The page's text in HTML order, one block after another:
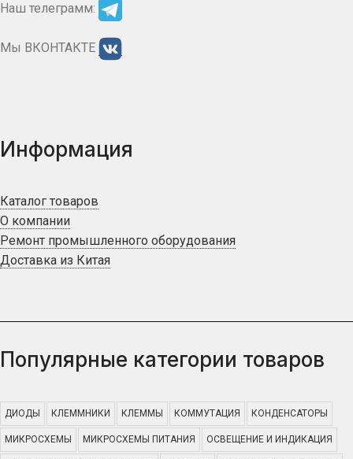
Наш телеграмм:
Мы ВКОНТАКТЕ
Информация
Каталог товаров
О компании
Ремонт промышленного оборудования
Доставка из Китая
Популярные категории товаров
ДИОДЫ КЛЕММНИКИ КЛЕММЫ КОММУТАЦИЯ КОНДЕНСАТОРЫ
МИКРОСХЕМЫ МИКРОСХЕМЫ ПИТАНИЯ ОСВЕЩЕНИЕ И ИНДИКАЦИЯ